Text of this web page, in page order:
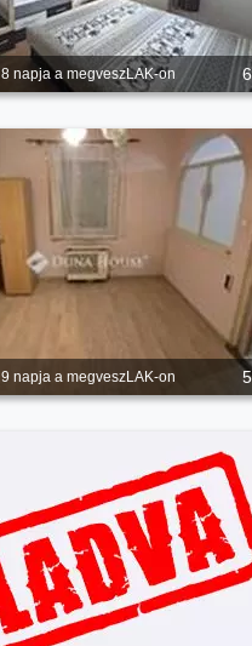
8 napja a megveszLAK-on 6
9 napja a megveszLAK-on 5